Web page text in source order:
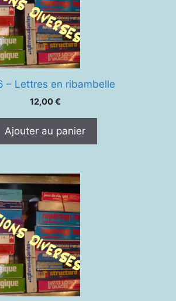
– Lettres en ribambelle
12,00€
Ajouter au panier